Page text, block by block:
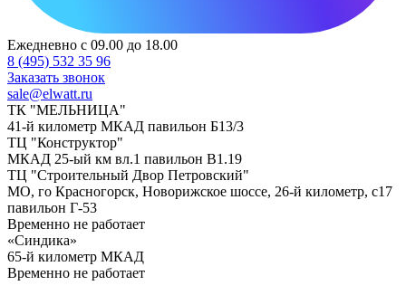
Ежедневно с 09.00 до 18.00
8 (495) 532 35 96
Заказать звонок
sale@elwatt.ru
ТК "МЕЛЬНИЦА"
41-й километр МКАД павильон Б13/3
ТЦ "Конструктор"
МКАД 25-ый км вл.1 павильон В1.19
ТЦ "Строительный Двор Петровский"
МО, го Красногорск, Новорижское шоссе, 26-й километр, с17
павильон Г-53
Временно не работает
«Синдика»
65-й километр МКАД
Временно не работает